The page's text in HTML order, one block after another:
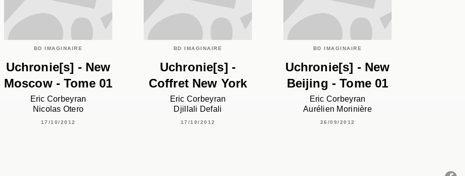
BD IMAGINAIRE
Uchronie[s] - New
Moscow - Tome 01
Eric Corbeyran
Nicolas Otero
17/10/2012
BD IMAGINAIRE
Uchronie[s] -
Coffret New York
Eric Corbeyran
Djillali Defali
17/10/2012
BD IMAGINAIRE
Uchronie[s] - New
Beijing - Tome 01
Eric Corbeyran
Aurélien Morinière
26/09/2012